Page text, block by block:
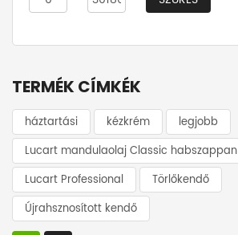
TERMÉK CÍMKÉK
háztartási kézkrém
legjobb
Lucart mandulaolaj Classic habszappan
Lucart Professional
Törlőkendő
Újrahsznosított kendő